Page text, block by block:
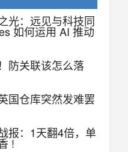
光：远见与科技同
如何运用 AI 推动
防关联该怎么落
国仓库突然发难罢
报：1天翻4倍，单
!